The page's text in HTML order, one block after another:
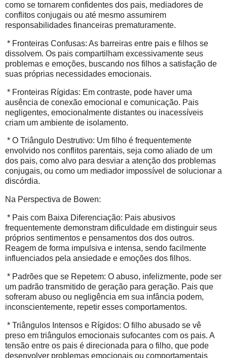
como se tornarem confidentes dos pais, mediadores de
conflitos conjugais ou até mesmo assumirem
responsabilidades financeiras prematuramente.
* Fronteiras Confusas: As barreiras entre pais e filhos se
dissolvem. Os pais compartilham excessivamente seus
problemas e emoções, buscando nos filhos a satisfação de
suas próprias necessidades emocionais.
* Fronteiras Rígidas: Em contraste, pode haver uma
ausência de conexão emocional e comunicação. Pais
negligentes, emocionalmente distantes ou inacessíveis
criam um ambiente de isolamento.
* O Triângulo Destrutivo: Um filho é frequentemente
envolvido nos conflitos parentais, seja como aliado de um
dos pais, como alvo para desviar a atenção dos problemas
conjugais, ou como um mediador impossível de solucionar a
discórdia.
Na Perspectiva de Bowen:
* Pais com Baixa Diferenciação: Pais abusivos
frequentemente demonstram dificuldade em distinguir seus
próprios sentimentos e pensamentos dos dos outros.
Reagem de forma impulsiva e intensa, sendo facilmente
influenciados pela ansiedade e emoções dos filhos.
* Padrões que se Repetem: O abuso, infelizmente, pode ser
um padrão transmitido de geração para geração. Pais que
sofreram abuso ou negligência em sua infância podem,
inconscientemente, repetir esses comportamentos.
* Triângulos Intensos e Rígidos: O filho abusado se vê
preso em triângulos emocionais sufocantes com os pais. A
tensão entre os pais é direcionada para o filho, que pode
desenvolver problemas emocionais ou comportamentais